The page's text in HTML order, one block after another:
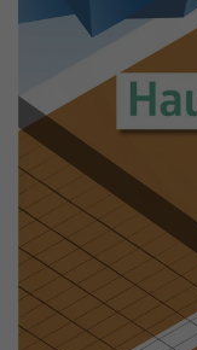
Name
Anbieter
Laufzeit 1